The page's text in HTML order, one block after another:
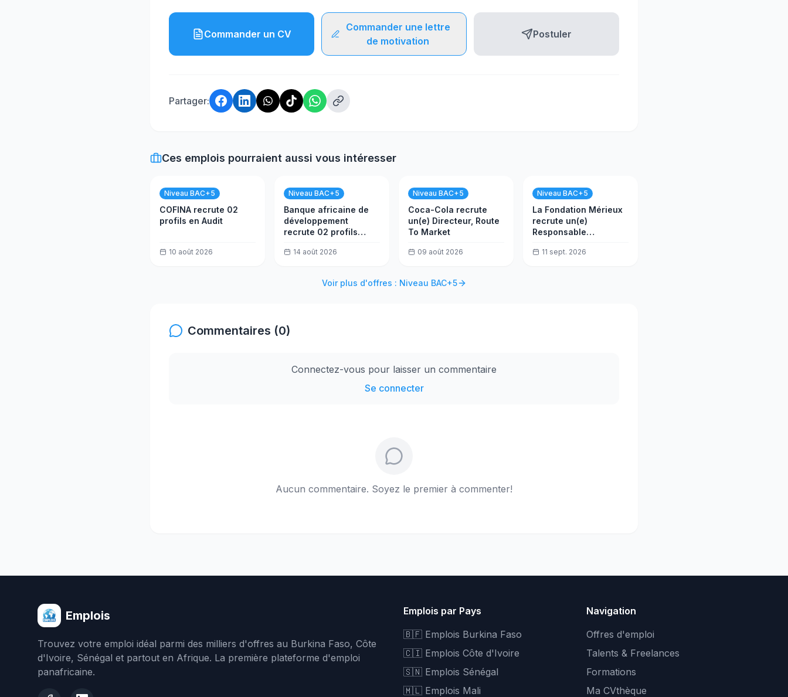
Commander un CV
Commander une lettre
de motivation
Postuler
Partager:
Ces emplois pourraient aussi vous intéresser
Niveau BAC+5
COFINA recrute 02
profils en Audit
10 août 2026
Niveau BAC+5
Banque africaine de
développement
recrute 02 profils
IA et Développeur de
14 août 2026
Niveau BAC+5
Coca-Cola recrute
un(e) Directeur, Route
To Market
09 août 2026
Niveau BAC+5
La Fondation Mérieux
recrute un(e)
Responsable
PROALAB
11 sept. 2026
Voir plus d'offres : Niveau BAC+5
Commentaires (0)
Connectez-vous pour laisser un commentaire
Se connecter
Aucun commentaire. Soyez le premier à commenter!
Emplois
Trouvez votre emploi idéal parmi des milliers d'offres au Burkina Faso, Côte
d'Ivoire, Sénégal et partout en Afrique. La première plateforme d'emploi
panafricaine.
Emplois par Pays
🇧🇫 Emplois Burkina Faso
🇨🇮 Emplois Côte d'Ivoire
🇸🇳 Emplois Sénégal
🇲🇱 Emplois Mali
Navigation
Offres d'emploi
Talents & Freelances
Formations
Ma CVthèque